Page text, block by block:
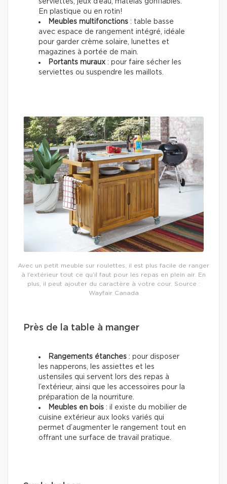
serviettes, jeux d’eau, matelas gonflables.
En plastique ou en rotin!
Meubles multifonctions : table basse
avec espace de rangement intégré, idéale
pour garder crème solaire, lunettes et
magazines à portée de main.
Portants muraux : pour faire sécher les
serviettes ou suspendre les maillots.
Avec un petit meuble sur roulettes, il est plus facile de ranger
à l’extérieur tout ce qu’il faut pour les repas en plein air. En
plus, il peut ajouter du caractère à votre cour. Source :
Wayfair Canada
Près de la table à manger
Rangements étanches : pour disposer
les napperons, les assiettes et les
ustensiles qui servent lors des repas à
l’extérieur, ainsi que les accessoires pour la
préparation de la nourriture.
Meubles en bois : il existe du mobilier de
cuisine extérieur aux looks variés qui
permet d’augmenter le rangement tout en
offrant une surface de travail pratique.